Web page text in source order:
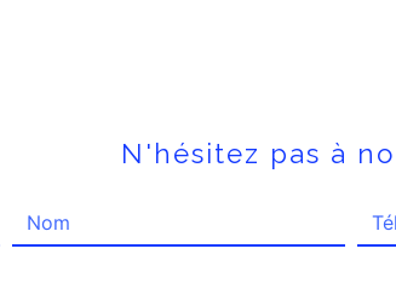
N'hésitez pas à